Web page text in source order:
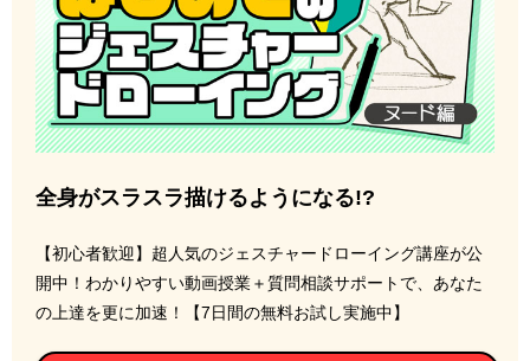
全身がスラスラ描けるようになる!?
【初心者歓迎】超人気のジェスチャードローイング講座が公
開中！わかりやすい動画授業＋質問相談サポートで、あなた
の上達を更に加速！【7日間の無料お試し実施中】